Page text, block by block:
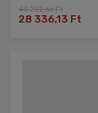
43 252,66 Ft
28 336,13 Ft